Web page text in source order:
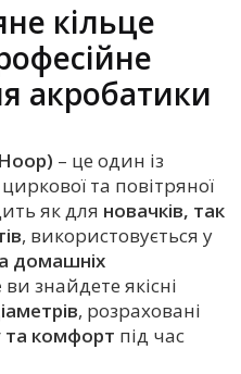
кільце
акробатики
– це один із
та повітряної
як для новачків, так
, використовується у
домашніх
ви знайдете якісні
, розраховані
та комфорт під час